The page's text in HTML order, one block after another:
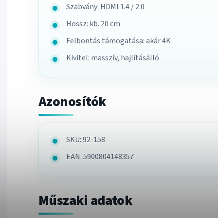
Szabvány: HDMI 1.4 / 2.0
Hossz: kb. 20 cm
Felbontás támogatása: akár 4K
Kivitel: masszív, hajlításálló
Azonosítók
SKU: 92-158
EAN: 5900804148357
Műszaki adatok